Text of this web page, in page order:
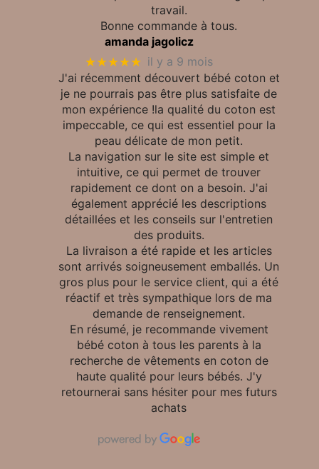
travail.
Bonne commande à tous.
amanda jagolicz
★★★★★ il y a 9 mois
J'ai récemment découvert bébé coton et
je ne pourrais pas être plus satisfaite de
mon expérience !la qualité du coton est
impeccable, ce qui est essentiel pour la
peau délicate de mon petit.
La navigation sur le site est simple et
intuitive, ce qui permet de trouver
rapidement ce dont on a besoin. J'ai
également apprécié les descriptions
détaillées et les conseils sur l'entretien
des produits.
La livraison a été rapide et les articles
sont arrivés soigneusement emballés. Un
gros plus pour le service client, qui a été
réactif et très sympathique lors de ma
demande de renseignement.
En résumé, je recommande vivement
bébé coton à tous les parents à la
recherche de vêtements en coton de
haute qualité pour leurs bébés. J'y
retournerai sans hésiter pour mes futurs
achats